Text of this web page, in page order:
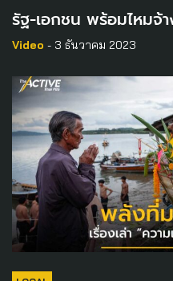
รัฐ-เอกชน พร้อมไหมจ้
Video - 3 ธันวาคม 2023